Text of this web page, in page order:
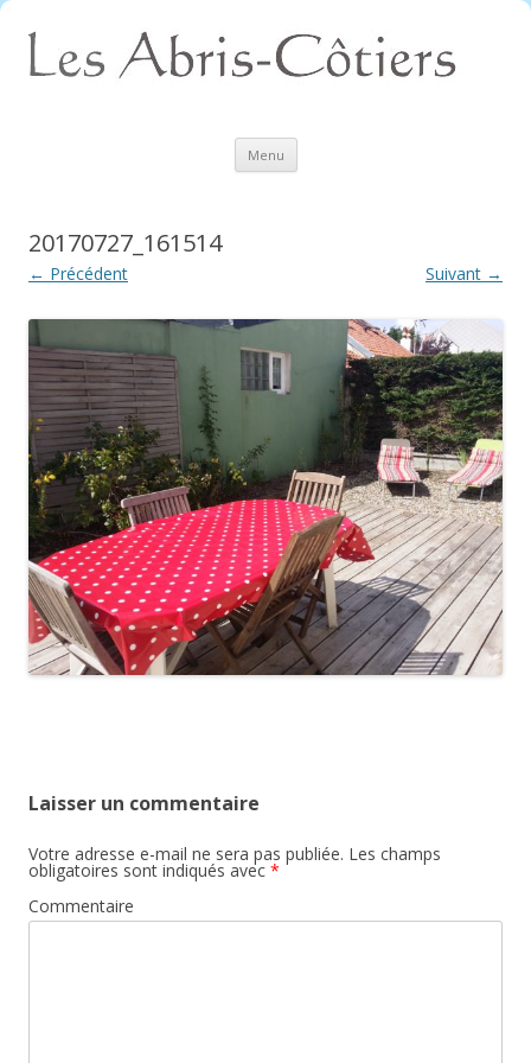
Menu Aller
contenu
20170727_161514
← Précédent Suivant →
Laisser un commentaire
Votre adresse e-mail ne sera pas publiée. Les champs
obligatoires sont indiqués avec *
Commentaire